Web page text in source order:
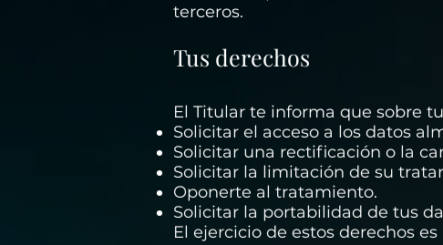
terceros.
Tus derechos
El Titular te informa que sobre
Solicitar el acceso a los datos
Solicitar una rectificación o la
Solicitar la limitación de su
Oponerte al tratamiento.
Solicitar la portabilidad de tus
El ejercicio de estos derechos